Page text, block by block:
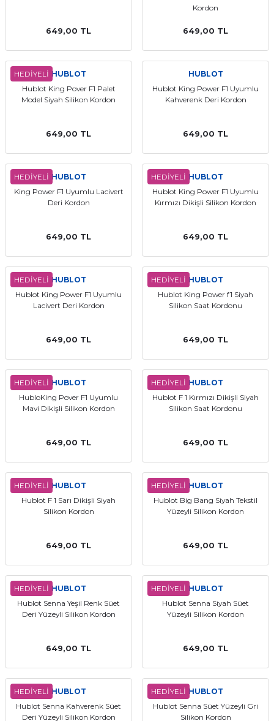
649,00 TL
Kordon
649,00 TL
HEDİYELİ HUBLOT
Hublot King Pover F1 Palet
Model Siyah Silikon Kordon
649,00 TL
HUBLOT
Hublot King Power F1 Uyumlu
Kahverenk Deri Kordon
649,00 TL
HEDİYELİ HUBLOT
King Power F1 Uyumlu Lacivert
Deri Kordon
649,00 TL
HEDİYELİ HUBLOT
Hublot King Power F1 Uyumlu
Kırmızı Dikişli Silikon Kordon
649,00 TL
HEDİYELİ HUBLOT
Hublot King Power F1 Uyumlu
Lacivert Deri Kordon
649,00 TL
HEDİYELİ HUBLOT
Hublot King Power f1 Siyah
Silikon Saat Kordonu
649,00 TL
HEDİYELİ HUBLOT
HubloKing Pover F1 Uyumlu
Mavi Dikişli Silikon Kordon
649,00 TL
HEDİYELİ HUBLOT
Hublot F 1 Kırmızı Dikişli Siyah
Silikon Saat Kordonu
649,00 TL
HEDİYELİ HUBLOT
Hublot F 1 Sarı Dikişli Siyah
Silikon Kordon
649,00 TL
HEDİYELİ HUBLOT
Hublot Big Bang Siyah Tekstil
Yüzeyli Silikon Kordon
649,00 TL
HEDİYELİ HUBLOT
Hublot Senna Yeşil Renk Süet
Deri Yüzeyli Silikon Kordon
649,00 TL
HEDİYELİ HUBLOT
Hublot Senna Siyah Süet
Yüzeyli Silikon Kordon
649,00 TL
HEDİYELİ HUBLOT
Hublot Senna Kahverenk Süet
Deri Yüzeyli Silikon Kordon
HEDİYELİ HUBLOT
Hublot Senna Süet Yüzeyli Gri
Silikon Kordon